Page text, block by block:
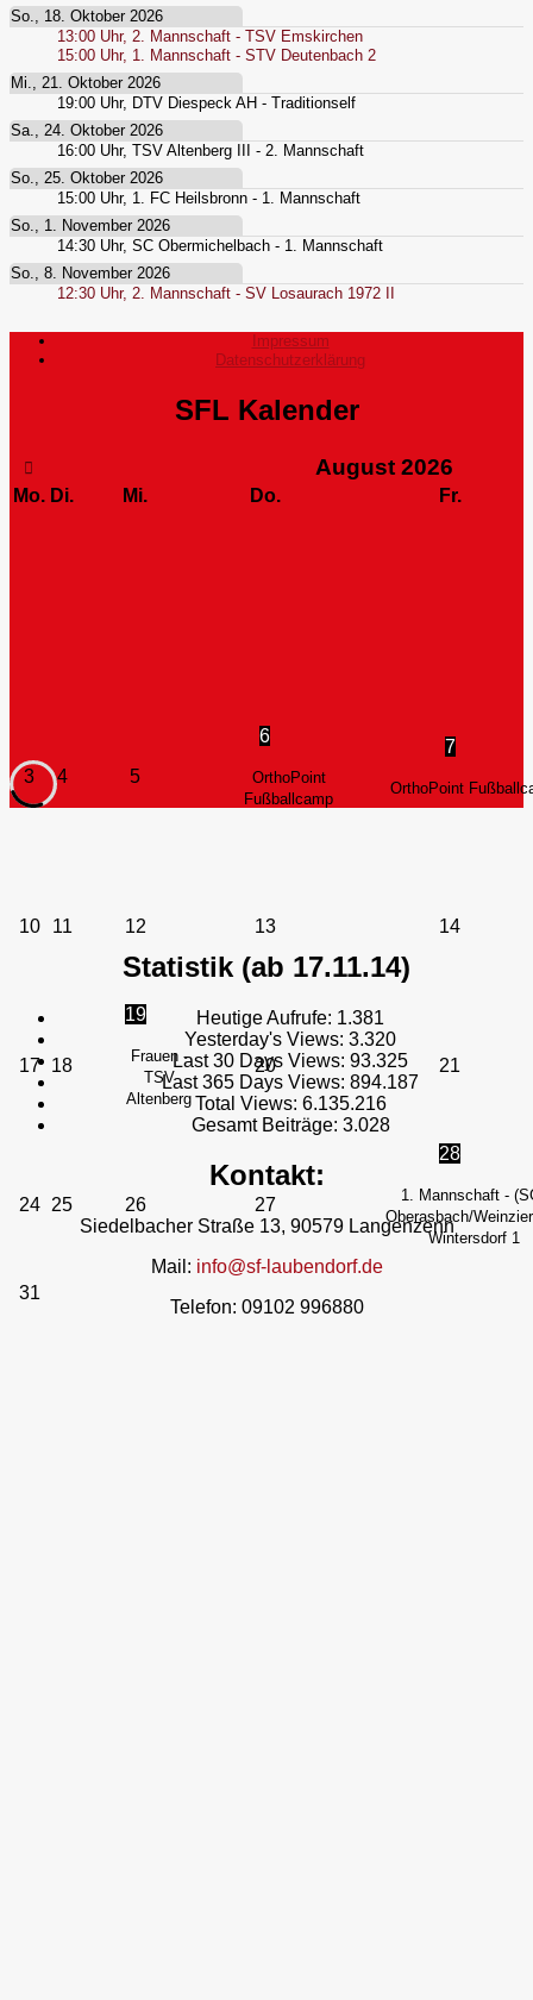
So., 18. Oktober 2026
13:00 Uhr, 2. Mannschaft - TSV Emskirchen
15:00 Uhr, 1. Mannschaft - STV Deutenbach 2
Mi., 21. Oktober 2026
19:00 Uhr, DTV Diespeck AH - Traditionself
Sa., 24. Oktober 2026
16:00 Uhr, TSV Altenberg III - 2. Mannschaft
So., 25. Oktober 2026
15:00 Uhr, 1. FC Heilsbronn - 1. Mannschaft
So., 1. November 2026
14:30 Uhr, SC Obermichelbach - 1. Mannschaft
So., 8. November 2026
12:30 Uhr, 2. Mannschaft - SV Losaurach 1972 II
Impressum
Datenschutzerklärung
SFL Kalender
August 2026
Mo. Di. Mi. Do. Fr.
3 4 5
6
OrthoPoint
Fußballcamp
7
OrthoPoint
10 11 12 13 14
17 18
19
Frauen -
TSV
Altenberg
20 21
24 25 26 27
28
1. Mannschaft -
Oberasbach/
Wintersdorf 1
31
Statistik (ab 17.11.14)
Heutige Aufrufe: 1.381
Yesterday's Views: 3.320
Last 30 Days Views: 93.325
Last 365 Days Views: 894.187
Total Views: 6.135.216
Gesamt Beiträge: 3.028
Kontakt:
Siedelbacher Straße 13, 90579 Langenzenn
Mail: info@sf-laubendorf.de
Telefon: 09102 996880